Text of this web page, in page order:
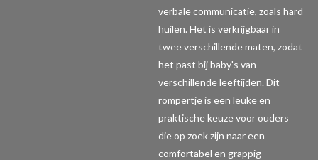
verbale communicatie, zoals hard
huilen. Het is verkrijgbaar in
twee verschillende maten, zodat
het past bij baby's van
verschillende leeftijden. Dit
rompertje is een leuke en
praktische keuze voor ouders
die op zoek zijn naar een
comfortabel en grappig